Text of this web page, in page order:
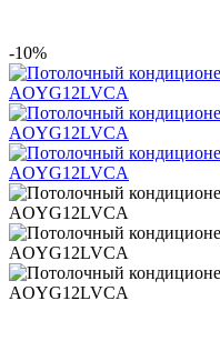
-10%